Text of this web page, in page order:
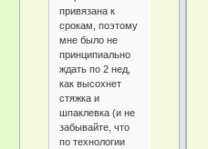
привязана к
срокам, поэтому
мне было не
принципиально
ждать по 2 нед,
как высохнет
стяжка и
шпаклевка (и не
забывайте, что
по технологии